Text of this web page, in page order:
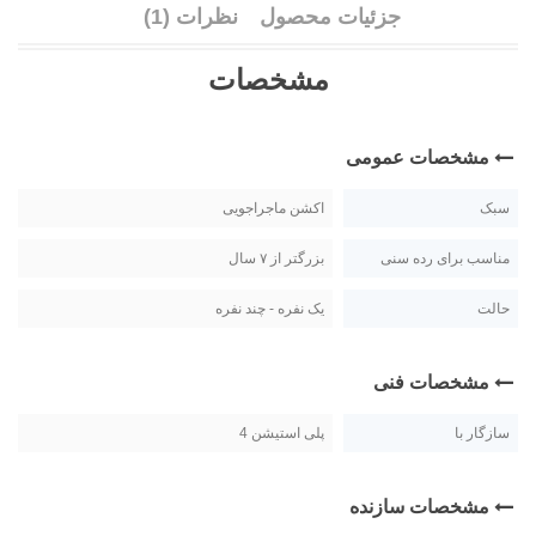
جزئیات محصول نظرات (1)
مشخصات
مشخصات عمومی
سبک اکشن ماجراجویی
مناسب برای رده سنی بزرگتر از ۷ سال
حالت یک نفره - چند نفره
مشخصات فنی
سازگار با پلی استیشن 4
مشخصات سازنده